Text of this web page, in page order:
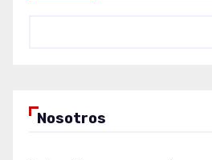
Nosotros